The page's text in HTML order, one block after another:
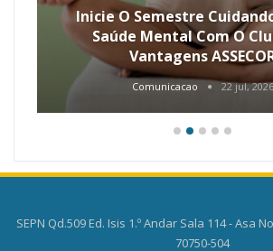
Inicie O Semestre
Saúde Mental Com O
Vantagens
Comunicacao 22 jul, 2026
SEPN Qd.509 Ed. Isis 1.º Andar Sala 114 - Asa
70750-504